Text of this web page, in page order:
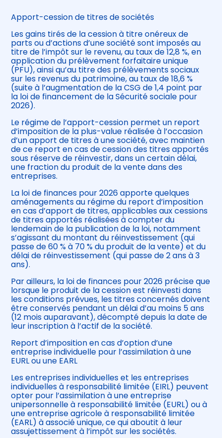
Apport-cession de titres de sociétés
Les gains tirés de la cession à titre onéreux de
parts ou d’actions d’une société sont imposés au
titre de l’impôt sur le revenu, au taux de 12,8 %, en
application du prélèvement forfaitaire unique
(PFU), ainsi qu’au titre des prélèvements sociaux
sur les revenus du patrimoine, au taux de 18,6 %
(suite à l’augmentation de la CSG de 1,4 point par
la loi de financement de la Sécurité sociale pour
2026).
Le régime de l’apport-cession permet un report
d’imposition de la plus-value réalisée à l’occasion
d’un apport de titres à une société, avec maintien
de ce report en cas de cession des titres apportés
sous réserve de réinvestir, dans un certain délai,
une fraction du produit de la vente dans des
entreprises.
La loi de finances pour 2026 apporte quelques
aménagements au régime du report d’imposition
en cas d’apport de titres, applicables aux cessions
de titres apportés réalisées à compter du
lendemain de la publication de la loi, notamment
s’agissant du montant du réinvestissement (qui
passe de 60 % à 70 % du produit de la vente) et du
délai de réinvestissement (qui passe de 2 ans à 3
ans).
Par ailleurs, la loi de finances pour 2026 précise que
lorsque le produit de la cession est réinvesti dans
les conditions prévues, les titres concernés doivent
être conservés pendant un délai d’au moins 5 ans
(12 mois auparavant), décompté depuis la date de
leur inscription à l’actif de la société.
Report d’imposition en cas d’option d’une
entreprise individuelle pour l’assimilation à une
EURL ou une EARL
Les entreprises individuelles et les entreprises
individuelles à responsabilité limitée (EIRL) peuvent
opter pour l’assimilation à une entreprise
unipersonnelle à responsabilité limitée (EURL) ou à
une entreprise agricole à responsabilité limitée
(EARL) à associé unique, ce qui aboutit à leur
assujettissement à l’impôt sur les sociétés.